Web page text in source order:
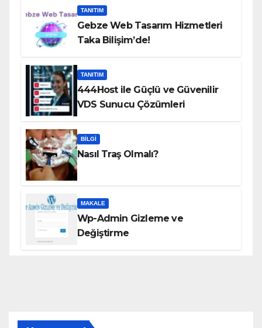
TANITIM
Gebze Web Tasarım Hizmetleri
Taka Bilişim’de!
TANITIM
444Host ile Güçlü ve Güvenilir
VDS Sunucu Çözümleri
BILGI
Nasıl Traş Olmalı?
MAKALE
Wp-Admin Gizleme ve
Değiştirme